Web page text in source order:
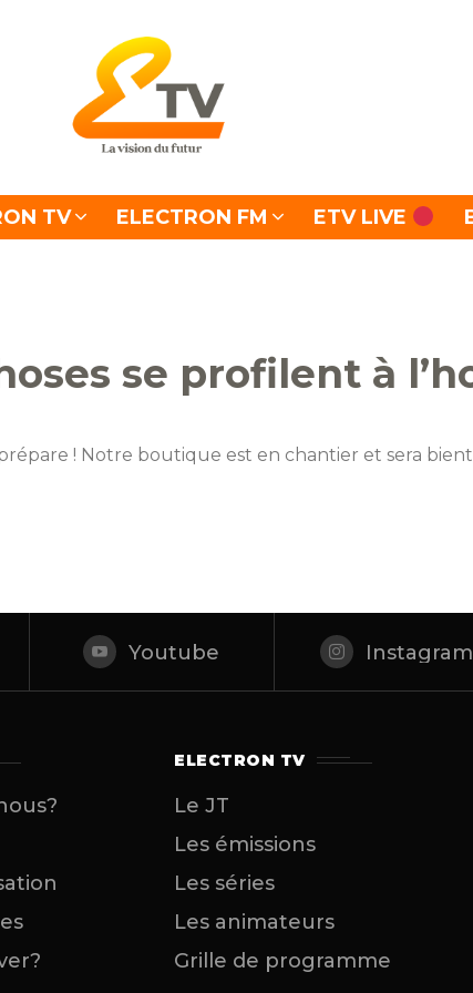
TV ELECTRON FM ETV LIVE
se profilent à
! Notre boutique est en chantier et sera
Youtube Instagram
ELECTRON TV
Le JT
Les émissions
Les séries
Les animateurs
Grille de programme